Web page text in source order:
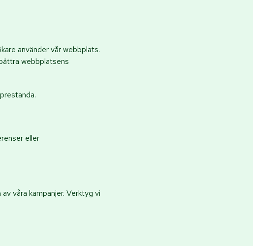
använder vår webbplats.
webbplatsens
eller
våra kampanjer. Verktyg vi